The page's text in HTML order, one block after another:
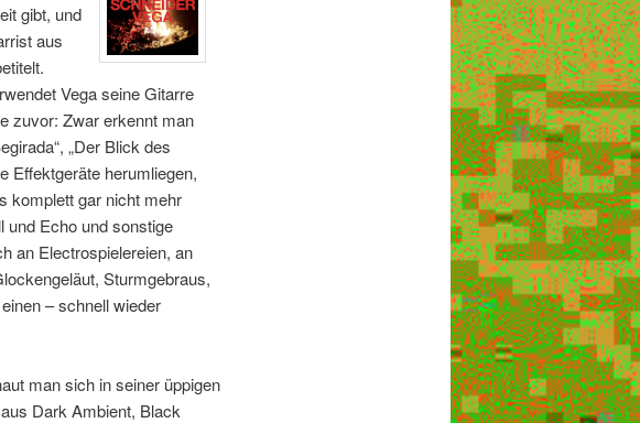
gibt, und
aus
Vega seine Gitarre
zuvor: Zwar erkennt man
„Der Blick des
Effektgeräte herumliegen,
komplett gar nicht mehr
und Echo und sonstige
an Electrospielereien, an
Sturmgebraus,
– schnell wieder
man sich in seiner üppigen
Dark Ambient, Black